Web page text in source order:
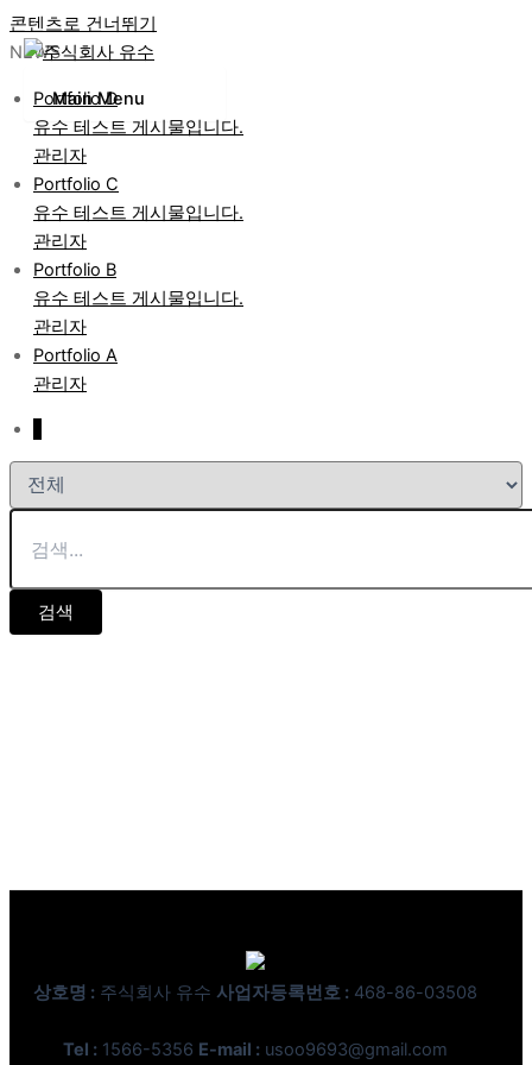
콘텐츠로 건너뛰기
Main Menu
NEWS
Portfolio D
유수 테스트 게시물입니다.
관리자
Portfolio C
유수 테스트 게시물입니다.
관리자
Portfolio B
유수 테스트 게시물입니다.
관리자
Portfolio A
관리자
검색
상호명 : 주식회사 유수 사업자등록번호 : 468-86-03508
Tel : 1566-5356 E-mail : usoo9693@gmail.com